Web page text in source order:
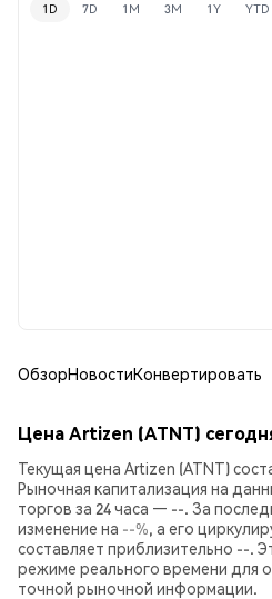
1D 7D 1M 3M 1Y YTD
ОбзорНовостиКонвертировать
Цена Artizen (ATNT)
Текущая цена Artizen (ATNT)
Рыночная капитализация на
торгов за 24 часа — --. За
изменение на --%, а его
составляет приблизительно --.
режиме реального времени для
точной рыночной информации.